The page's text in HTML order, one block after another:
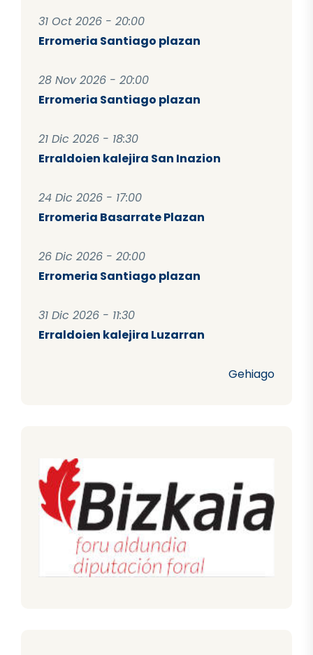
31 Oct 2026 - 20:00
Erromeria Santiago plazan
28 Nov 2026 - 20:00
Erromeria Santiago plazan
21 Dic 2026 - 18:30
Erraldoien kalejira San Inazion
24 Dic 2026 - 17:00
Erromeria Basarrate Plazan
26 Dic 2026 - 20:00
Erromeria Santiago plazan
31 Dic 2026 - 11:30
Erraldoien kalejira Luzarran
Gehiago